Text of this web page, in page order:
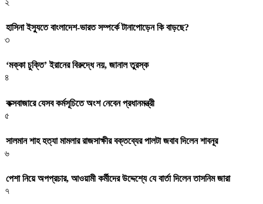
হাসিনা ইস্যুতে বাংলাদেশ-ভারত সম্পর্কে টানাপোড়েন কি বাড়ছে?
৩
‘মক্কা চুক্তি’ ইরানের বিরুদ্ধে নয়, জানাল তুরস্ক
৪
কক্সবাজারে যেসব কর্মসূচিতে অংশ নেবেন প্রধানমন্ত্রী
৫
সালমান শাহ হত্যা মামলার রাজসাক্ষীর বক্তব্যের পালটা জবাব দিলেন শাবনূর
৬
পেশা নিয়ে অপপ্রচার, আওয়ামী কর্মীদের উদ্দেশ্যে যে বার্তা দিলেন তাসনিম জারা
৭